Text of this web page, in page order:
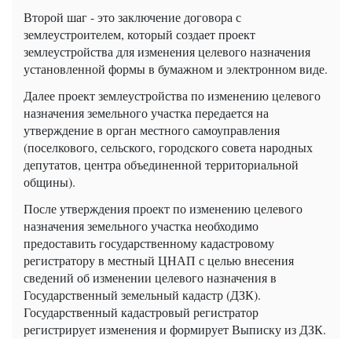
Второй шаг - это заключение договора с
землеустроителем, который создает проект
землеустройства для изменения целевого назначения
установленной формы в бумажном и электронном виде.
Далее проект землеустройства по изменению целевого
назначения земельного участка передается на
утверждение в орган местного самоуправления
(поселкового, сельского, городского совета народных
депутатов, центра объединенной территориальной
общины).
После утверждения проект по изменению целевого
назначения земельного участка необходимо
предоставить государственному кадастровому
регистратору в местный ЦНАП с целью внесения
сведений об изменении целевого назначения в
Государственный земельный кадастр (ДЗК).
Государственный кадастровый регистратор
регистрирует изменения и формирует Выписку из ДЗК.